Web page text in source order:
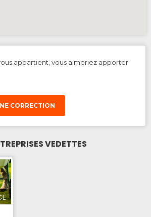
appartient, vous aimeriez apporter
CORRECTION
VEDETTES